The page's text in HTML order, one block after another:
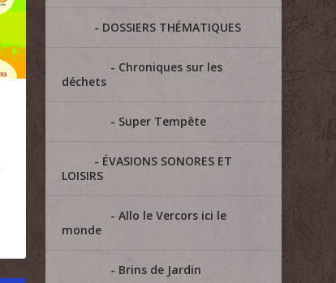
DOSSIERS THÉMATIQUES
Chroniques sur les
déchets
Super Tempête
ÉVASIONS SONORES ET
LOISIRS
Allo le Vercors ici le
monde
Brins de Jardin